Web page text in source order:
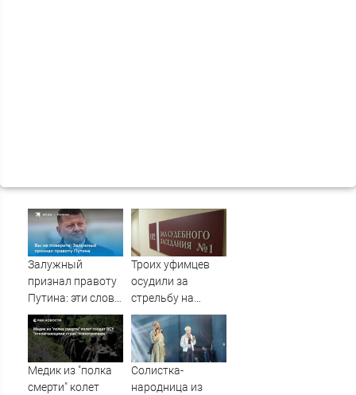
Залужный
признал правоту
Путина: эти слова
прозвучали не
просто так
Троих уфимцев
осудили за
стрельбу на
кладбище в
Башкирии
Медик из "полка
смерти" колет
Солистка-
народница из